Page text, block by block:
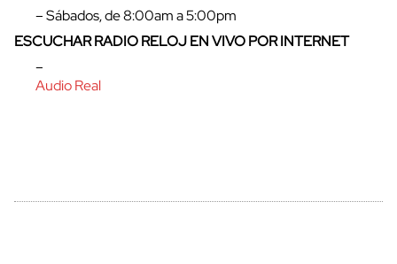
– Sábados, de 8:00am a 5:00pm
ESCUCHAR RADIO RELOJ EN VIVO POR INTERNET
–
Audio Real